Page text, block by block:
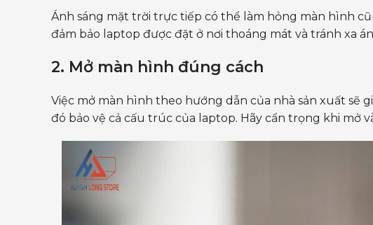
Ánh sáng mặt trời trực tiếp có thể làm hỏng màn hình
đảm bảo laptop được đặt ở nơi thoáng mát và tránh xa
2. Mở màn hình đúng cách
Việc mở màn hình theo hướng dẫn của nhà sản xuất
đó bảo vệ cả cấu trúc của laptop. Hãy cẩn trọng khi mở